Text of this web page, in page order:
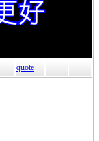
quote